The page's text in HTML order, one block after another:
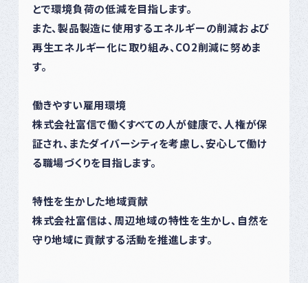
とで環境負荷の低減を目指します。
また、製品製造に使用するエネルギーの削減および
再生エネルギー化に取り組み、CO2削減に努めま
す。
働きやすい雇用環境
株式会社富信で働くすべての人が健康で、人権が保
証され、またダイバーシティを考慮し、安心して働け
る職場づくりを目指します。
特性を生かした地域貢献
株式会社富信は、周辺地域の特性を生かし、自然を
守り地域に貢献する活動を推進します。